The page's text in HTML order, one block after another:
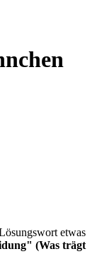
etwas
(Was trägt